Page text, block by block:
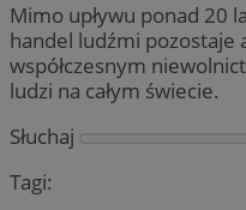
Mimo upływu ponad 20
handel ludźmi
współczesnym
ludzi na całym świecie.
Słuchaj
Tagi: